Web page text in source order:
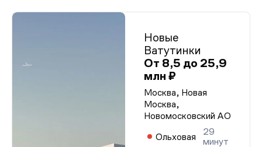
Новые
Ватутинки
От 8,5 до 25,9
млн ₽
Москва, Новая
Москва,
Новомосковский АО
Ольховая
29
минут